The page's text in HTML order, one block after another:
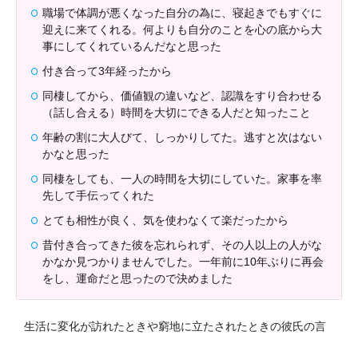
職場で体調が悪くなった自分の為に、寝起きでもすぐに
迎えに来てくれる。何よりも自分のことを心の底から大
事にしてくれているんだなと思った
付き合って3年経ったから
同棲してから、価値観の違いなど、認識をすり合わせる
（話し合える）時間を大切にできる人だと知ったこと
年齢の割に大人びて、しっかりしてた。逃すと次はない
かなと思った
同棲をしても、一人の時間を大切にしていた。家事を率
先して手伝ってくれた
とても相性が良く、気を使わなくて楽だったから
昔付き合ってきた彼を忘れられず、その人以上の人がな
かなか見つかりませんでした。一年前に10年ぶりに再会
をし、運命だと思ったので決めました
生活に変化が訪れたときや窮地に立たされたときの彼氏の言